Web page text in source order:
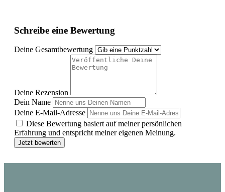
Schreibe eine Bewertung
Deine Gesamtbewertung
Deine Rezension
Dein Name
Deine E-Mail-Adresse
Diese Bewertung basiert auf meiner persönlichen
Erfahrung und entspricht meiner eigenen Meinung.
Jetzt bewerten